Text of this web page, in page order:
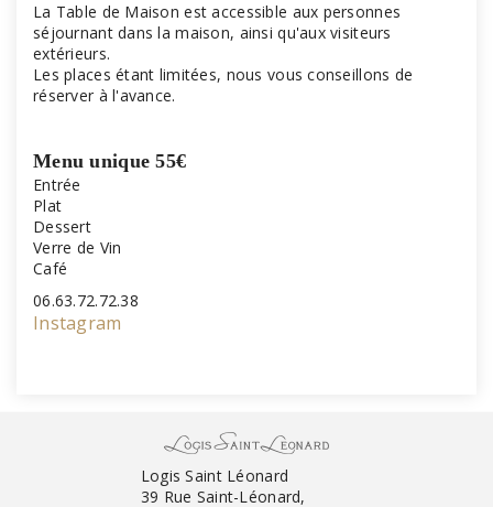
La Table de Maison est accessible aux personnes
séjournant dans la maison, ainsi qu'aux visiteurs
extérieurs.
Les places étant limitées, nous vous conseillons de
réserver à l'avance.
Menu unique 55€
Entrée
Plat
Dessert
Verre de Vin
Café
06.63.72.72.38
Instagram
Logis Saint Léonard
39 Rue Saint-Léonard,